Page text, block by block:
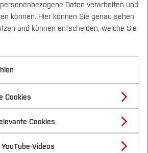
DE|EN Quicklinks
und Prüfungen
& Transfer
und Transferprofil
(FuT)
studieren
Bochum für
„audit
mit
Charakter
ist am 15. Juni 2020 für
mit dem Zertifikat zum „audit
Daten verarbeiten und
können. Hier können Sie genau sehen
und können entscheiden, welche Sie
Cookies
Cookies
Videos